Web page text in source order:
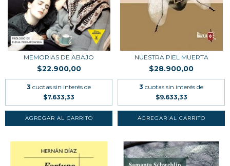
MEMORIAS DE ABAJO
$22.900,00
3 cuotas sin interés de
$7.633,33
NUESTRA PIEL MUERTA
$28.900,00
3 cuotas sin interés de
$9.633,33